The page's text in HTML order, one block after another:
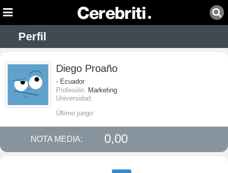
Perfil
Diego Proaño
- Ecuador
Profesión: Marketing
Universidad:
Último juego:
NOTA MEDIA: 0,00